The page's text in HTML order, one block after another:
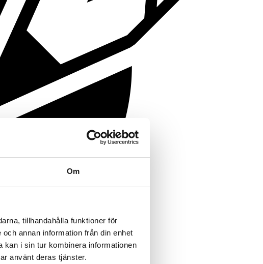
Om
tillhandahålla funktioner för
annan information från din enhet
i sin tur kombinera informationen
använt deras tjänster.